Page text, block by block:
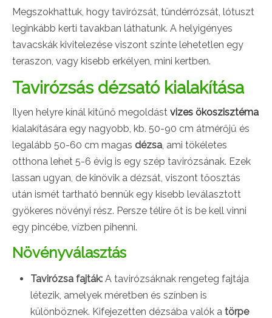
Megszokhattuk, hogy tavirózsát, tündérrózsát, lótuszt
leginkább kerti tavakban láthatunk. A helyigényes
tavacskák kivitelezése viszont szinte lehetetlen egy
teraszon, vagy kisebb erkélyen, mini kertben.
Tavirózsás dézsató kialakítása
Ilyen helyre kínál kitűnő megoldást vizes ökoszisztéma
kialakítására egy nagyobb, kb. 50-90 cm átmérőjű és
legalább 50-60 cm magas dézsa , ami tökéletes
otthona lehet 5-6 évig is egy szép tavirózsának. Ezek
lassan ugyan, de kinövik a dézsát, viszont tőosztás
után ismét tartható bennük egy kisebb leválasztott
gyökeres növényi rész. Persze télire őt is be kell vinni
egy pincébe, vízben pihenni.
Növényválasztás
Tavirózsa fajták: A tavirózsáknak rengeteg fajtája
létezik, amelyek méretben és színben is
különböznek. Kifejezetten dézsába valók a törpe